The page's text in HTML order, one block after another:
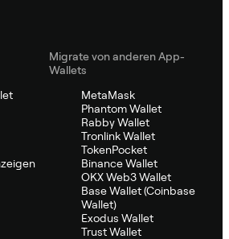
Migrate von anderen App-
Wallets
MetaMask
Phantom Wallet
Rabby Wallet
Tronlink Wallet
TokenPocket
Binance Wallet
OKX Web3 Wallet
Base Wallet (Coinbase
Wallet)
Exodus Wallet
Trust Wallet